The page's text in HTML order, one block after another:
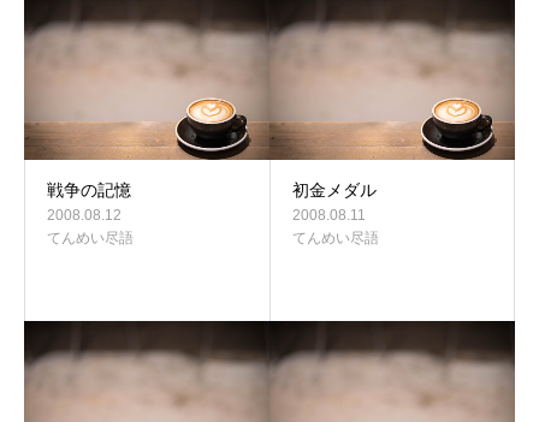
戦争の記憶
2008.08.12
てんめい尽語
初金メダル
2008.08.11
てんめい尽語